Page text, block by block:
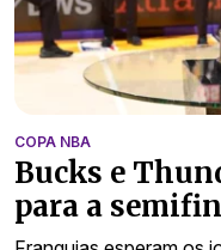
COPA NBA
Bucks e
para a